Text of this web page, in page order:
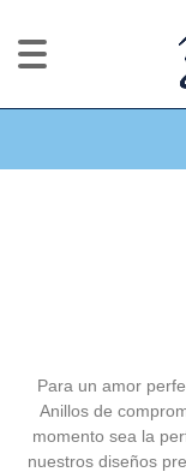
Para un amor
Anillos de
momento sea la
nuestros diseños